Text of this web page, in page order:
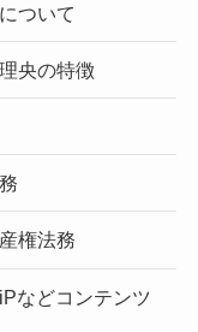
ついて
央の特徴
権法務
などコンテンツ